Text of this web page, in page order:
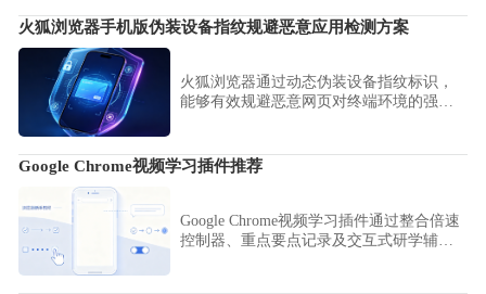
火狐浏览器手机版伪装设备指纹规避恶意应用检测方案
火狐浏览器通过动态伪装设备指纹标识，
能够有效规避恶意网页对终端环境的强制
自由访问各类受限站点，获取纯净的浏览
Google Chrome视频学习插件推荐
Google Chrome视频学习插件通过整合倍速
控制器、重点要点记录及交互式研学辅